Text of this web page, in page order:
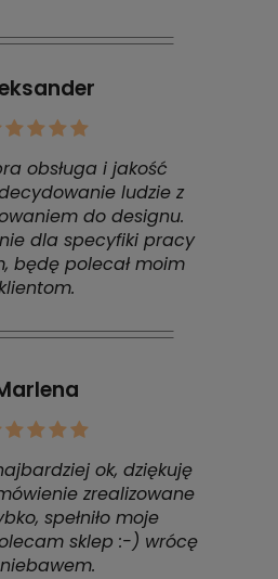
obsługa i jakość
ludzie z
do designu.
dla specyfiki pracy
będę polecał moim
ok, dziękuję
zrealizowane
spełniło moje
sklep :-) wrócę